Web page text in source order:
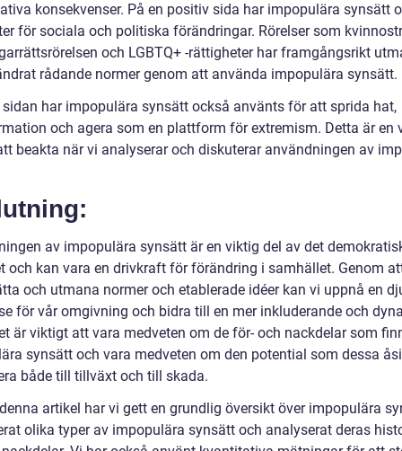
konsekvenser. På en positiv sida har impopulära synsätt
för sociala och politiska förändringar. Rörelser som
och LGBTQ+ -rättigheter har framgångsrikt
rådande normer genom att använda impopulära synsätt.
sidan har impopulära synsätt också använts för att sprida hat,
och agera som en plattform för extremism. Detta är en
beakta när vi analyserar och diskuterar användningen av
av impopulära synsätt är en viktig del av det
och kan vara en drivkraft för förändring i samhället. Genom
och utmana normer och etablerade idéer kan vi uppnå en
för vår omgivning och bidra till en mer inkluderande och
är viktigt att vara medveten om de för- och nackdelar som
synsätt och vara medveten om den potential som dessa
både till tillväxt och till skada.
artikel har vi gett en grundlig översikt över impopulära
olika typer av impopulära synsätt och analyserat deras